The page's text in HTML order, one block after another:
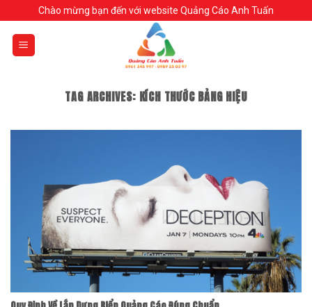
to
content
Chào mừng bạn đến với website Quảng Cáo Anh Tuấn
TAG ARCHIVES: KÍCH THƯỚC BẢNG HIỆU